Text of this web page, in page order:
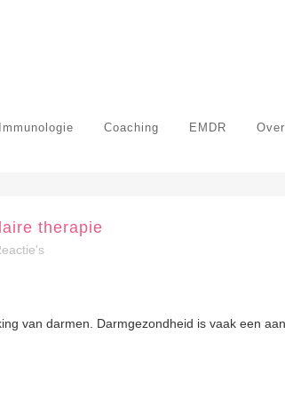
Coaching EMDR
therapie
van darmen. Darmgezondheid is vaak een